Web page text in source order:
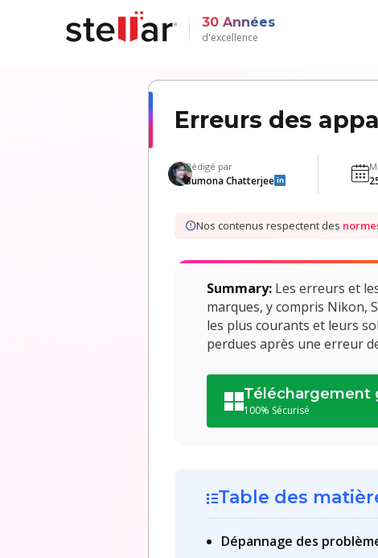
30 Années
d'excellence
Erreurs des
Rédigé par
Sumona Chatterjee in
Nos contenus respectent des
Summary: Les erreurs et
marques, y compris Nikon,
les plus courants et leurs
perdues après une erreur
Téléchargement
100% Sécurisé
Table des
Dépannage des